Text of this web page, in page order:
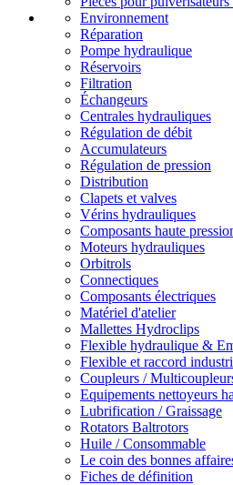
Environnement
Réparation
Pompe hydraulique
Réservoirs
Filtration
Échangeurs
Centrales hydrauliques
Régulation de débit
Accumulateurs
Régulation de pression
Distribution
Clapets et valves
Vérins hydrauliques
Composants haute
Moteurs hydrauliques
Orbitrols
Connectiques
Composants électriques
Matériel d'atelier
Mallettes Hydroclips
Flexible hydraulique &
Flexible et raccord
Coupleurs /
Equipements nettoyeurs
Lubrification / Graissage
Rotators Baltrotors
Huile / Consommable
Le coin des bonnes
Fiches de définition